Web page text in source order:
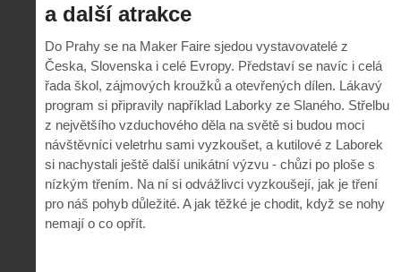
a další atrakce
Do Prahy se na Maker Faire sjedou vystavovatelé z
Česka, Slovenska i celé Evropy. Představí se navíc i celá
řada škol, zájmových kroužků a otevřených dílen. Lákavý
program si připravily například Laborky ze Slaného. Střelbu
z největšího vzduchového děla na světě si budou moci
návštěvníci veletrhu sami vyzkoušet, a kutilové z Laborek
si nachystali ještě další unikátní výzvu - chůzi po ploše s
nízkým třením. Na ní si odvážlivci vyzkoušejí, jak je tření
pro náš pohyb důležité. A jak těžké je chodit, když se nohy
nemají o co opřít.